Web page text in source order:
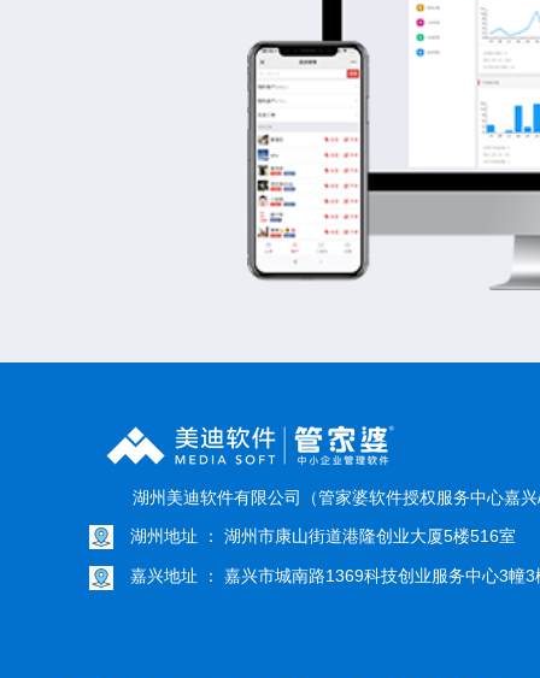
湖州美迪软件有限公司（管家婆软件授权服务中心嘉
湖州地址 ： 湖州市康山街道港隆创业大厦5楼516室
嘉兴地址 ： 嘉兴市城南路1369科技创业服务中心3幢3